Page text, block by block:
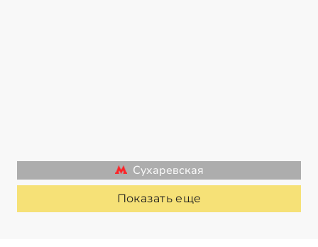
Сухаревская
Показать еще